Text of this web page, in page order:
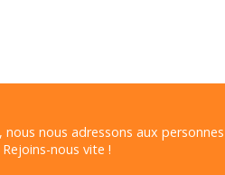
nous nous adressons aux personnes
Rejoins-nous vite !